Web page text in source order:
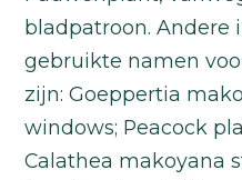
bladpatroon. Andere
gebruikte namen
zijn: Goeppertia
windows; Peacock
Calathea makoyana